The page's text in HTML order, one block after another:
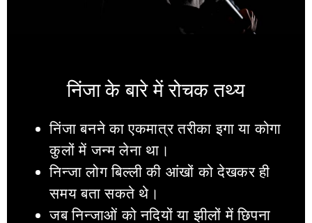
निंजा के बारे में रोचक तथ्य
निंजा बनने का एकमात्र तरीका इगा या कोगा
कुलों में जन्म लेना था।
निन्जा लोग बिल्ली की आंखों को देखकर ही
समय बता सकते थे।
जब निन्जाओं को नदियों या झीलों में छिपना